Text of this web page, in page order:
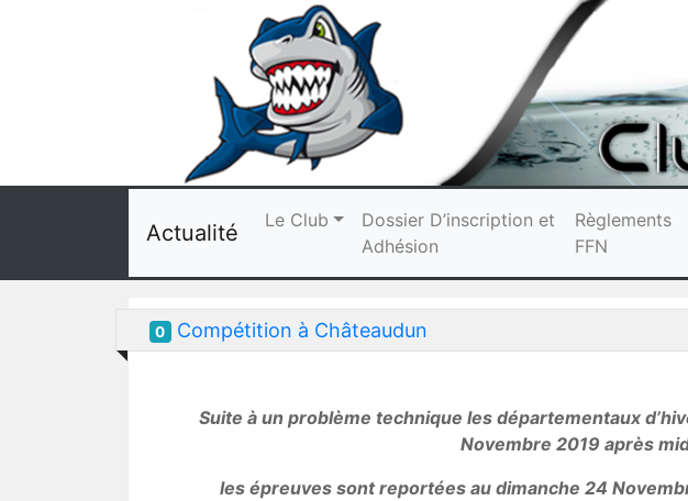
Actualité Le Club
Dossier D’inscription et
Adhésion
Règlements
FFN
0 Compétition à Châteaudun
Suite à un problème technique les départementaux
Novembre 2019 après
les épreuves sont reportées au dimanche 24